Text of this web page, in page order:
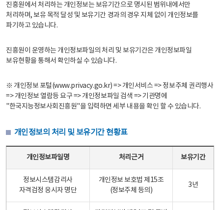
진흥원에서 처리하는 개인정보는 보유기간으로 명시된 범위내에서만
처리하며, 보유 목적 달성 및 보유기간 경과의 경우 지체 없이 개인정보를
파기하고 있습니다.
진흥원이 운영하는 개인정보파일의 처리 및 보유기간은 개인정보파일
보유현황을 통해서 확인하실 수 있습니다.
※ 개인정보 포털(www.privacy.go.kr) => 개인서비스 => 정보주체 권리행사
=> 개인정보 열람등 요구 => 개인정보파일 검색 => 기관명에
"한국지능정보사회진흥원"을 입력하면 세부 내용을 확인 할 수 있습니다.
개인정보의 처리 및 보유기간 현황표
개인정보파일명 처리근거 보유기간
정보시스템감리사
자격검정 응시자 명단
개인정보 보호법 제15조
(정보주체 등의)
3년